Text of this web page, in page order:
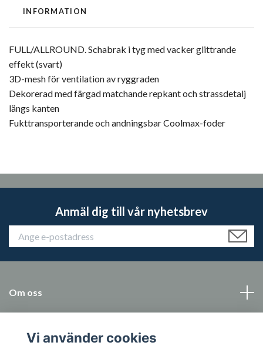
INFORMATION
FULL/ALLROUND. Schabrak i tyg med vacker glittrande
effekt (svart)
3D-mesh för ventilation av ryggraden
Dekorerad med färgad matchande repkant och strassdetalj
längs kanten
Fukttransporterande och andningsbar Coolmax-foder
Anmäl dig till vår nyhetsbrev
Om oss
Vi använder cookies